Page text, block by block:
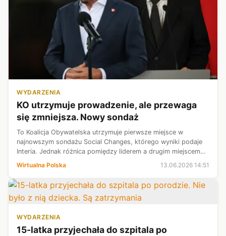
WYDARZENIA
KO utrzymuje prowadzenie, ale przewaga
się zmniejsza. Nowy sondaż
To Koalicja Obywatelska utrzymuje pierwsze miejsce w
najnowszym sondażu Social Changes, którego wyniki podaje
Interia. Jednak różnica pomiędzy liderem a drugim miejscem
jest stosunkowo niewielka. W cytowanym badaniu po raz
Wirtualna Polska 13.06.2026 14:51
WYDARZENIA
15-latka przyjechała do szpitala po